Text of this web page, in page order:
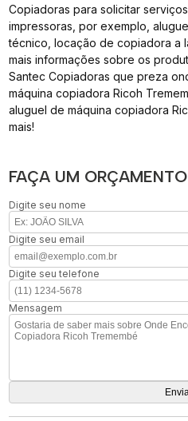
Copiadoras para solicitar
impressoras, por exemplo,
técnico, locação de copiadora a
mais informações sobre os
Santec Copiadoras que preza
máquina copiadora Ricoh
aluguel de máquina copiadora
mais!
FAÇA UM ORÇAMENTO
Digite seu nome
Digite seu email
Digite seu telefone
Mensagem